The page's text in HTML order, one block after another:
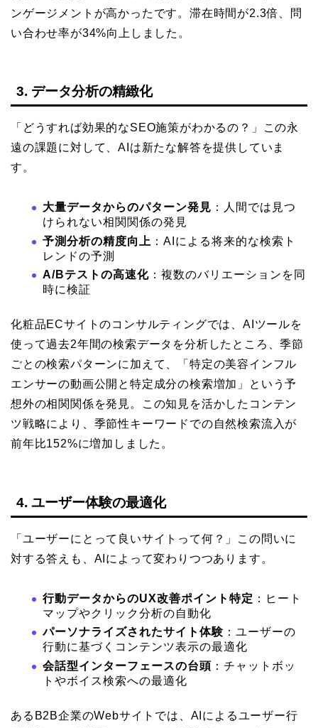
ンゲージメントが高かったです。滞在時間が2.3倍、問
い合わせ率が34%向上しました。
3. データ分析の精緻化
「どうすれば効果的なSEO施策がわかるの？」この永
遠の課題に対して、AIは新たな解答を提供していま
す。
大量データからのパターン発見 ：人間では見つ
けられない相関関係の発見
予測分析の精度向上 ：AIによる将来的な検索ト
レンドの予測
A/Bテストの高速化 ：複数のバリエーションを同
時に検証
化粧品ECサイトのコンサルティングでは、AIツールを
使って過去2年間の検索データを分析したところ、季節
ごとの検索パターンに加えて、「特定の美容インフル
エンサーの動画公開と特定成分の検索増加」という予
想外の相関関係を発見。この知見を活かしたコンテン
ツ戦略により、季節性キーワードでの自然検索流入が
前年比152%に増加しました。
4. ユーザー体験の最適化
「ユーザーにとって良いサイトって何？」この問いに
対する答えも、AIによって変わりつつあります。
行動データからのUX改善ポイント特定 ：ヒート
マップやクリック分析の自動化
パーソナライズされたサイト体験 ：ユーザーの
行動に基づくコンテンツ表示の最適化
会話型インターフェースの台頭 ：チャットボッ
トやボイス検索への最適化
あるB2B企業のWebサイトでは、AIによるユーザー行